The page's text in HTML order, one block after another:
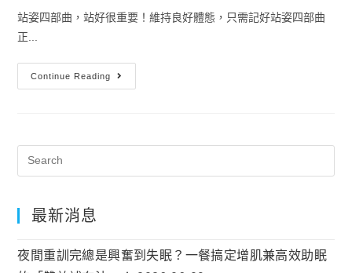
站姿四部曲，站好很重要！維持良好體態，只需記好站姿四部曲
正...
Continue Reading
最新消息
夜間重訓完總是興奮到失眠？一餐搞定增肌兼高效助眠